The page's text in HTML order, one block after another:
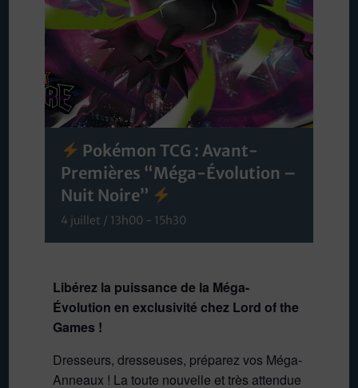
Pokémon TCG : Avant-
Premières “Méga-Évolution –
Nuit Noire”
4 juillet / 13h00 - 15h30
Libérez la puissance de la Méga-
Évolution en exclusivité chez Lord of the
Games !
Dresseurs, dresseuses, préparez vos Méga-
Anneaux ! La toute nouvelle et très attendue